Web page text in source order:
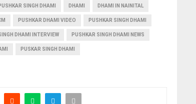
SINGH DHAMI DHAMI DHAMI IN NAINITAL
PUSHKAR DHAMI VIDEO PUSHKAR SINGH DHAMI
DHAMI INTERVIEW PUSHKAR SINGH DHAMI NEWS
PUSKAR SINGH DHAMI